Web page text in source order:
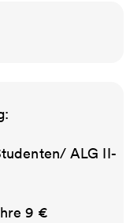
ALG II-
9 €